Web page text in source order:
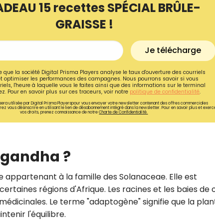
15 recettes SPÉCIAL BRÛLE-
GRAISSE !
Je télécharge
que la société Digital Prisma Players analyse le taux d'ouverture des courriels
optimiser les performances des campagnes. Nous pourrons savoir si vous
l'heure à laquelle vous le faites ainsi que des informations sur le terminal
Pour en savoir plus sur ces traceurs, voir notre politique de confidentialité.
utilisée par Digital Prisma Playerspour vous envoyer votre newsletter contenant des offres commerciales
vous désinscrire en utilisant le lien de désabonnement intégré dans la newsletter. Pour en savoir plus et
vos droits, prenez connaissance de notreCharte de Confidentialité.
?
à la famille des Solanaceae. Elle est
régions d'Afrique. Les racines et les baies de
Le terme "adaptogène" signifie que la
l'équilibre.
recettes inédites de
!